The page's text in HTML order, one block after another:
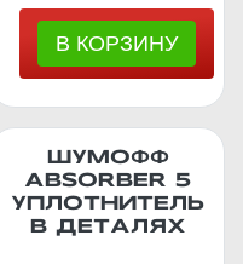
ШУМОФФ
ABSORBER 5
УПЛОТНИТЕЛЬ
В ДЕТАЛЯХ